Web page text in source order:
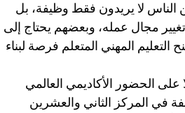
الناس لا يريدون فقط وظيفة، بل
مجال عمله، وبعضهم يحتاج إلى
المهني المتعلم فرصة لبناء
على الحضور الأكاديمي العالمي
في المركز الثاني والعشرين